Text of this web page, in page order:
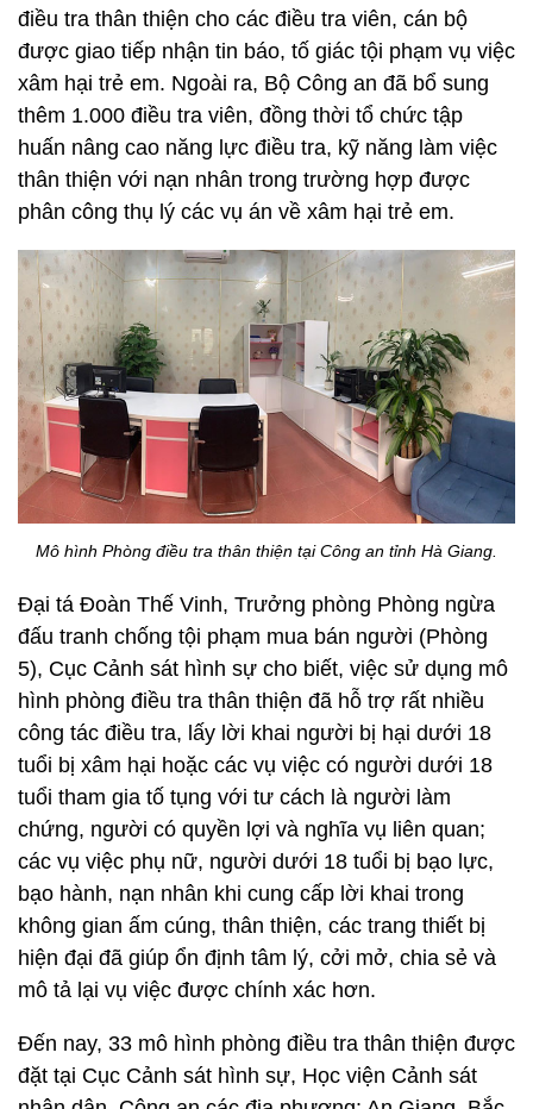
điều tra thân thiện cho các điều tra viên, cán bộ
được giao tiếp nhận tin báo, tố giác tội phạm vụ việc
xâm hại trẻ em. Ngoài ra, Bộ Công an đã bổ sung
thêm 1.000 điều tra viên, đồng thời tổ chức tập
huấn nâng cao năng lực điều tra, kỹ năng làm việc
thân thiện với nạn nhân trong trường hợp được
phân công thụ lý các vụ án về xâm hại trẻ em.
Mô hình Phòng điều tra thân thiện tại Công an tỉnh Hà Giang.
Đại tá Đoàn Thế Vinh, Trưởng phòng Phòng ngừa
đấu tranh chống tội phạm mua bán người (Phòng
5), Cục Cảnh sát hình sự cho biết, việc sử dụng mô
hình phòng điều tra thân thiện đã hỗ trợ rất nhiều
công tác điều tra, lấy lời khai người bị hại dưới 18
tuổi bị xâm hại hoặc các vụ việc có người dưới 18
tuổi tham gia tố tụng với tư cách là người làm
chứng, người có quyền lợi và nghĩa vụ liên quan;
các vụ việc phụ nữ, người dưới 18 tuổi bị bạo lực,
bạo hành, nạn nhân khi cung cấp lời khai trong
không gian ấm cúng, thân thiện, các trang thiết bị
hiện đại đã giúp ổn định tâm lý, cởi mở, chia sẻ và
mô tả lại vụ việc được chính xác hơn.
Đến nay, 33 mô hình phòng điều tra thân thiện được
đặt tại Cục Cảnh sát hình sự, Học viện Cảnh sát